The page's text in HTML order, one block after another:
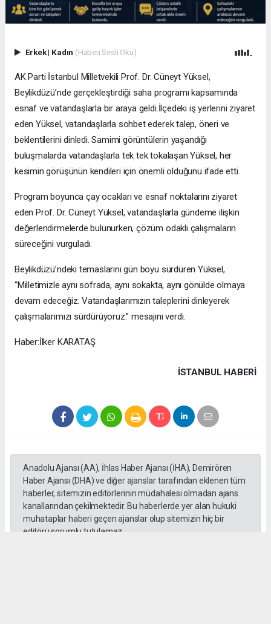
Erkek| Kadın (Haberi Sesli Oku)
AK Parti İstanbul Milletvekili Prof. Dr. Cüneyt Yüksel,
Beylikdüzü’nde gerçekleştirdiği saha programı kapsamında
esnaf ve vatandaşlarla bir araya geldi.İlçedeki iş yerlerini ziyaret
eden Yüksel, vatandaşlarla sohbet ederek talep, öneri ve
beklentilerini dinledi. Samimi görüntülerin yaşandığı
buluşmalarda vatandaşlarla tek tek tokalaşan Yüksel, her
kesimin görüşünün kendileri için önemli olduğunu ifade etti.
Program boyunca çay ocakları ve esnaf noktalarını ziyaret
eden Prof. Dr. Cüneyt Yüksel, vatandaşlarla gündeme ilişkin
değerlendirmelerde bulunurken, çözüm odaklı çalışmaların
süreceğini vurguladı.
Beylikdüzü’ndeki temaslarını gün boyu sürdüren Yüksel,
“Milletimizle aynı sofrada, aynı sokakta, aynı gönülde olmaya
devam edeceğiz. Vatandaşlarımızın taleplerini dinleyerek
çalışmalarımızı sürdürüyoruz.” mesajını verdi.
Haber:İlker KARATAŞ
İSTANBUL HABERİ
Anadolu Ajansı (AA), İhlas Haber Ajansı (İHA), Demirören
Haber Ajansı (DHA) ve diğer ajanslar tarafından eklenen tüm
haberler, sitemizin editörlerinin müdahalesi olmadan ajans
kanallarından çekilmektedir. Bu haberlerde yer alan hukuki
muhataplar haberi geçen ajanslar olup sitemizin hiç bir
editörü sorumlu tutulamaz...